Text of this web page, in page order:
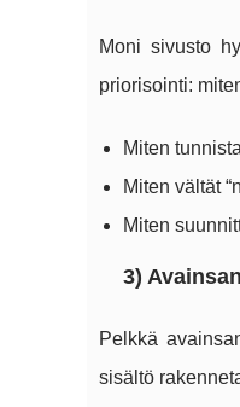
Moni sivusto
priorisointi:
Miten
Miten vältät
Miten
3)
Pelkkä
sisältö